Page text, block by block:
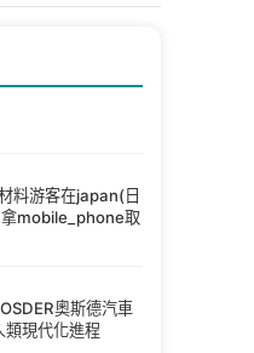
料游客在japan(日
mobile_phone取
奧斯德汽車
類現代化進程